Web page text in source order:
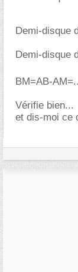
Demi-disque
Demi-disque
BM=AB-
Vérifie bien...
et dis-moi ce